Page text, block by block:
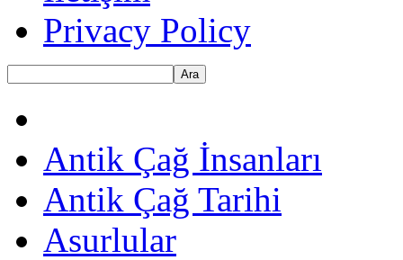
Privacy Policy
Ara
Antik Çağ İnsanları
Antik Çağ Tarihi
Asurlular